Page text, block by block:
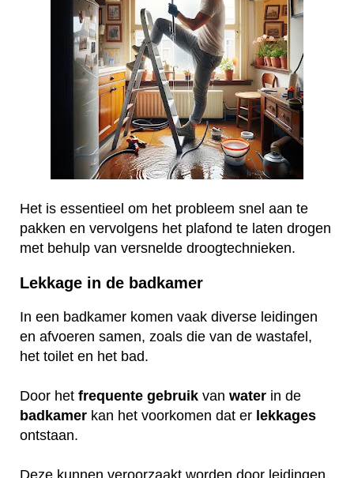
Het is essentieel om het probleem snel aan te
pakken en vervolgens het plafond te laten drogen
met behulp van versnelde droogtechnieken.
Lekkage in de badkamer
In een badkamer komen vaak diverse leidingen
en afvoeren samen, zoals die van de wastafel,
het toilet en het bad.
Door het frequente gebruik van water in de
badkamer kan het voorkomen dat er lekkages
ontstaan.
Deze kunnen veroorzaakt worden door leidingen,